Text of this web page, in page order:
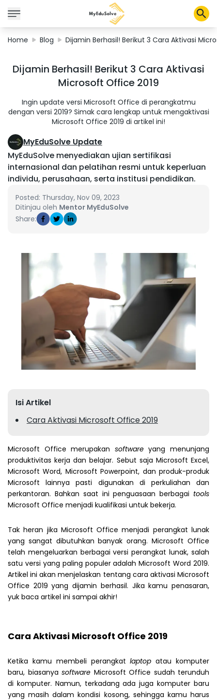
Solusi Perusahaan
Tentang Kami
Shop
Keranjang Saya
Profil
Home Blog Dijamin Berhasil! Berikut 3 Cara Aktivasi
Dijamin Berhasil! Berikut 3 Cara Aktivasi
Microsoft Office 2019
Ingin update versi Microsoft Office di perangkatmu
dengan versi 2019? Simak cara lengkap untuk mengaktivasi
Microsoft Office 2019 di artikel ini!
MyEduSolve Update
MyEduSolve menyediakan ujian sertifikasi
internasional dan pelatihan resmi untuk keperluan
individu, perusahaan, serta institusi pendidikan.
Posted: Thursday, Nov 09, 2023
Ditinjau oleh Mentor MyEduSolve
Share:
Isi Artikel
Cara Aktivasi Microsoft Office 2019
Microsoft Office merupakan softwareyang menunjang
produktivitas kerja dan belajar. Sebut saja Microsoft Excel,
Microsoft Word, Microsoft Powerpoint, dan produk-produk
Microsoft lainnya pasti digunakan di perkuliahan dan
perkantoran. Bahkan saat ini penguasaan berbagai tools
Microsoft Office menjadi kualifikasi untuk bekerja.
Tak heran jika Microsoft Office menjadi perangkat lunak
yang sangat dibutuhkan banyak orang. Microsoft Office
telah mengeluarkan berbagai versi perangkat lunak, salah
satu versi yang paling populer adalah Microsoft Word 2019.
Artikel ini akan menjelaskan tentang cara aktivasi Microsoft
Office 2019 yang dijamin berhasil. Jika kamu penasaran,
yuk baca artikel ini sampai akhir!
Cara Aktivasi Microsoft Office 2019
Ketika kamu membeli perangkatlaptopatau komputer
baru, biasanya software Microsoft Office sudah terunduh
di komputer. Namun, terkadang ada juga komputer baru
yang masih dalam kondisi kosong, sehingga kamu harus